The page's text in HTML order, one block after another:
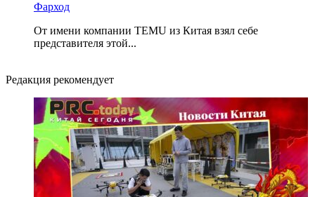
Фарход
От имени компании TEMU из Китая взял себе
представителя этой...
Редакция рекомендует